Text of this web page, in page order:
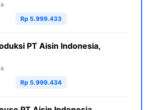
Rp 5.999.433
PT Aisin Indonesia,
Rp 5.999.434